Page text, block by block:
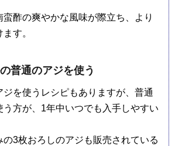
酢の爽やかな風味が際立ち、より
す。
普通のアジを使う
を使うレシピもありますが、普通
う方が、1年中いつでも入手しやすい
の3枚おろしのアジも販売されている